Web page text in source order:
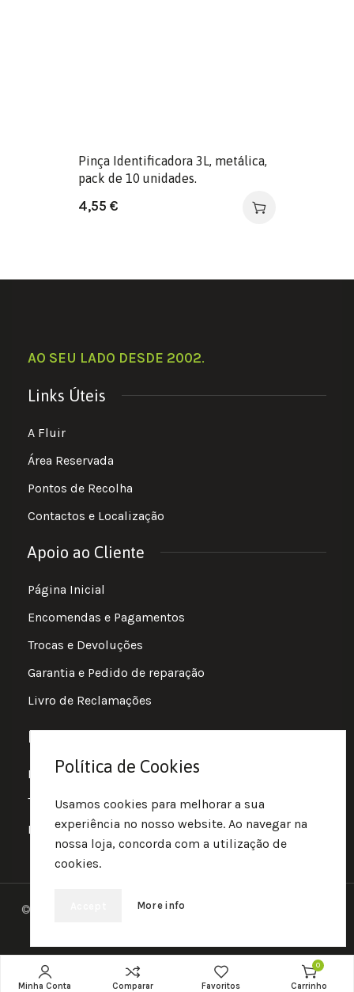
Pinça Identificadora 3L, metálica,
pack de 10 unidades.
4,55 €
AO SEU LADO DESDE 2002.
Links Úteis
A Fluir
Área Reservada
Pontos de Recolha
Contactos e Localização
Apoio ao Cliente
Página Inicial
Encomendas e Pagamentos
Trocas e Devoluções
Garantia e Pedido de reparação
Livro de Reclamações
Informações
Política de Privacidade
Termos e Condições
Política de Cookies
© 2025 • Fluir • Theme designed Quotidian Effects and
Minha Conta Comparar Favoritos
0
Carrinho
Política de Cookies
Usamos cookies para melhorar a sua
experiência no nosso website. Ao navegar na
nossa loja, concorda com a utilização de
cookies.
More info